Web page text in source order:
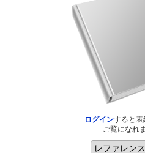
ログインすると表
ご覧になれ